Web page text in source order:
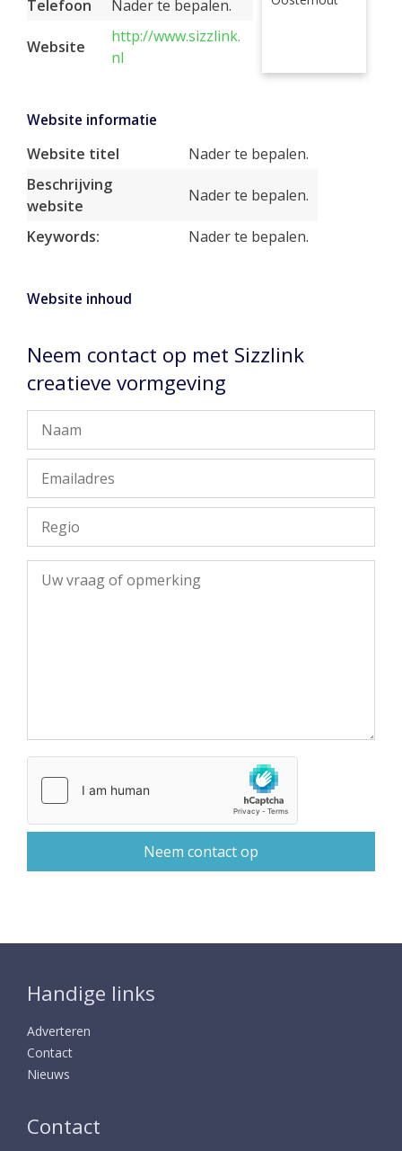
Telefoon
Nader te bepalen.
Website
http://www.sizzlink.
nl
Website informatie
Website titel
Nader te bepalen.
Beschrijving
website
Nader te bepalen.
Keywords: Nader te bepalen.
Website inhoud
Neem contact op met Sizzlink
creatieve vormgeving
Handige links
Adverteren
Contact
Nieuws
Contact